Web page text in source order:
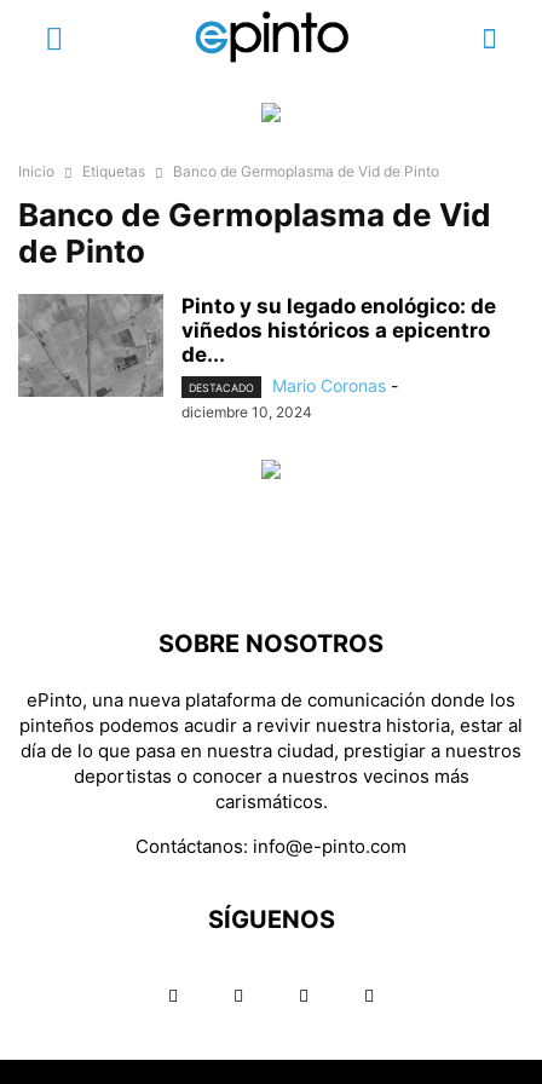
Inicio Etiquetas Banco de Germoplasma de Vid de Pinto
Banco de Germoplasma de Vid
de Pinto
Pinto y su legado enológico: de
viñedos históricos a epicentro
de...
DESTACADO Mario Coronas -
diciembre 10, 2024
SOBRE NOSOTROS
ePinto, una nueva plataforma de comunicación donde los
pinteños podemos acudir a revivir nuestra historia, estar al
día de lo que pasa en nuestra ciudad, prestigiar a nuestros
deportistas o conocer a nuestros vecinos más
carismáticos.
Contáctanos: info@e-pinto.com
SÍGUENOS